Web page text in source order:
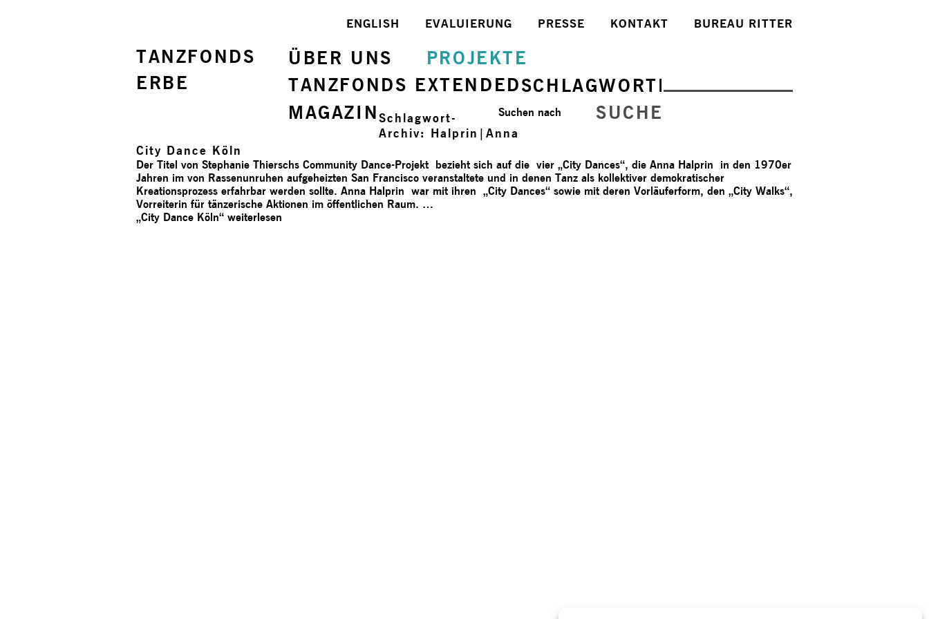
TANZFONDS
ERBE
BUREAU RITTER
KONTAKT
PRESSE
EVALUIERUNG
ENGLISH
ÜBER UNS
PROJEKTE
TANZFONDS EXTENDEDSCHLAGWORTE
MAGAZIN
SUCHE
Suchen nach
Schlagwort-
Archiv: Halprin|Anna
City Dance Köln
Der Titel von Stephanie Thierschs Community Dance-Projekt bezieht sich auf die vier „City Dances“, die Anna Halprin in den 1970er
Jahren im von Rassenunruhen aufgeheizten San Francisco veranstaltete und in denen Tanz als kollektiver demokratischer
Kreationsprozess erfahrbar werden sollte. Anna Halprin war mit ihren „City Dances“ sowie mit deren Vorläuferform, den „City Walks“,
Vorreiterin für tänzerische Aktionen im öffentlichen Raum. …
„City Dance Köln“ weiterlesen